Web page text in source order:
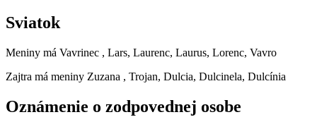
Sviatok
Meniny má Vavrinec , Lars, Laurenc, Laurus, Lorenc, Vavro
Zajtra má meniny Zuzana , Trojan, Dulcia, Dulcinela, Dulcínia
Oznámenie o zodpovednej osobe